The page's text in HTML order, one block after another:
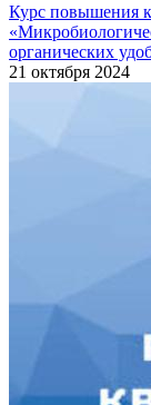
Курс
органических
21 октября 2024